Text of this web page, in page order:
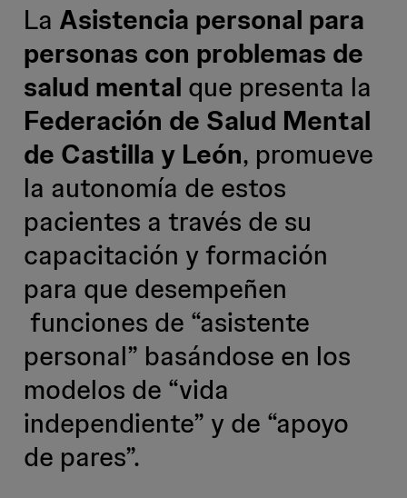
La Asistencia personal para
personas con problemas de
salud mental que presenta la
Federación de Salud Mental
de Castilla y León, promueve
la autonomía de estos
pacientes a través de su
capacitación y formación
para que desempeñen
funciones de “asistente
personal” basándose en los
modelos de “vida
independiente” y de “apoyo
de pares”.